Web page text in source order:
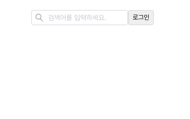
로그인